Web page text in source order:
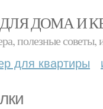
ДЛЯ ДОМА И
полезные советы,
для квартиры